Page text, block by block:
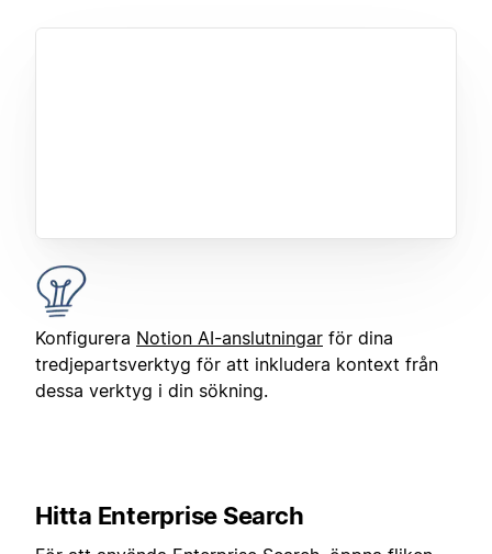
Konfigurera Notion AI-anslutningar för dina
tredjepartsverktyg för att inkludera kontext från
dessa verktyg i din sökning.
Hitta Enterprise Search